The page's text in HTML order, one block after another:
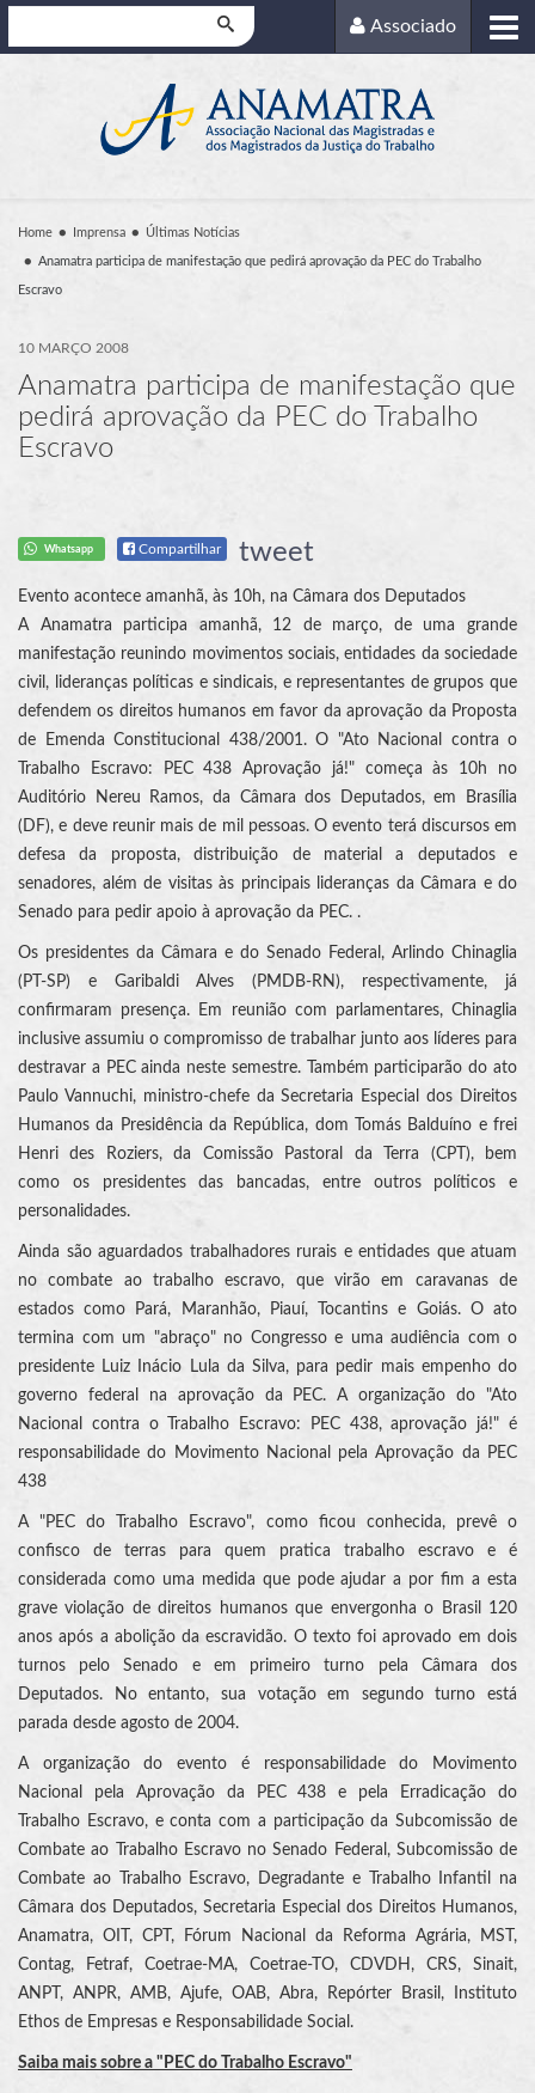
Associado
Home Imprensa Últimas Notícias
Anamatra participa de manifestação que pedirá aprovação da PEC do Trabalho
Escravo
10 MARÇO 2008
Anamatra participa de manifestação que
pedirá aprovação da PEC do Trabalho
Escravo
Whatsapp Compartilhar tweet
Evento acontece amanhã, às 10h, na Câmara dos Deputados
A Anamatra participa amanhã, 12 de março, de uma grande
manifestação reunindo movimentos sociais, entidades da sociedade
civil, lideranças políticas e sindicais, e representantes de grupos que
defendem os direitos humanos em favor da aprovação da Proposta
de Emenda Constitucional 438/2001. O "Ato Nacional contra o
Trabalho Escravo: PEC 438 Aprovação já!" começa às 10h no
Auditório Nereu Ramos, da Câmara dos Deputados, em Brasília
(DF), e deve reunir mais de mil pessoas. O evento terá discursos em
defesa da proposta, distribuição de material a deputados e
senadores, além de visitas às principais lideranças da Câmara e do
Senado para pedir apoio à aprovação da PEC. .
Os presidentes da Câmara e do Senado Federal, Arlindo Chinaglia
(PT-SP) e Garibaldi Alves (PMDB-RN), respectivamente, já
confirmaram presença. Em reunião com parlamentares, Chinaglia
inclusive assumiu o compromisso de trabalhar junto aos líderes para
destravar a PEC ainda neste semestre. Também participarão do ato
Paulo Vannuchi, ministro-chefe da Secretaria Especial dos Direitos
Humanos da Presidência da República, dom Tomás Balduíno e frei
Henri des Roziers, da Comissão Pastoral da Terra (CPT), bem
como os presidentes das bancadas, entre outros políticos e
personalidades.
Ainda são aguardados trabalhadores rurais e entidades que atuam
no combate ao trabalho escravo, que virão em caravanas de
estados como Pará, Maranhão, Piauí, Tocantins e Goiás. O ato
termina com um "abraço" no Congresso e uma audiência com o
presidente Luiz Inácio Lula da Silva, para pedir mais empenho do
governo federal na aprovação da PEC. A organização do "Ato
Nacional contra o Trabalho Escravo: PEC 438, aprovação já!" é
responsabilidade do Movimento Nacional pela Aprovação da PEC
438
A "PEC do Trabalho Escravo", como ficou conhecida, prevê o
confisco de terras para quem pratica trabalho escravo e é
considerada como uma medida que pode ajudar a por fim a esta
grave violação de direitos humanos que envergonha o Brasil 120
anos após a abolição da escravidão. O texto foi aprovado em dois
turnos pelo Senado e em primeiro turno pela Câmara dos
Deputados. No entanto, sua votação em segundo turno está
parada desde agosto de 2004.
A organização do evento é responsabilidade do Movimento
Nacional pela Aprovação da PEC 438 e pela Erradicação do
Trabalho Escravo, e conta com a participação da Subcomissão de
Combate ao Trabalho Escravo no Senado Federal, Subcomissão de
Combate ao Trabalho Escravo, Degradante e Trabalho Infantil na
Câmara dos Deputados, Secretaria Especial dos Direitos Humanos,
Anamatra, OIT, CPT, Fórum Nacional da Reforma Agrária, MST,
Contag, Fetraf, Coetrae-MA, Coetrae-TO, CDVDH, CRS, Sinait,
ANPT, ANPR, AMB, Ajufe, OAB, Abra, Repórter Brasil, Instituto
Ethos de Empresas e Responsabilidade Social.
Saiba mais sobre a "PEC do Trabalho Escravo"